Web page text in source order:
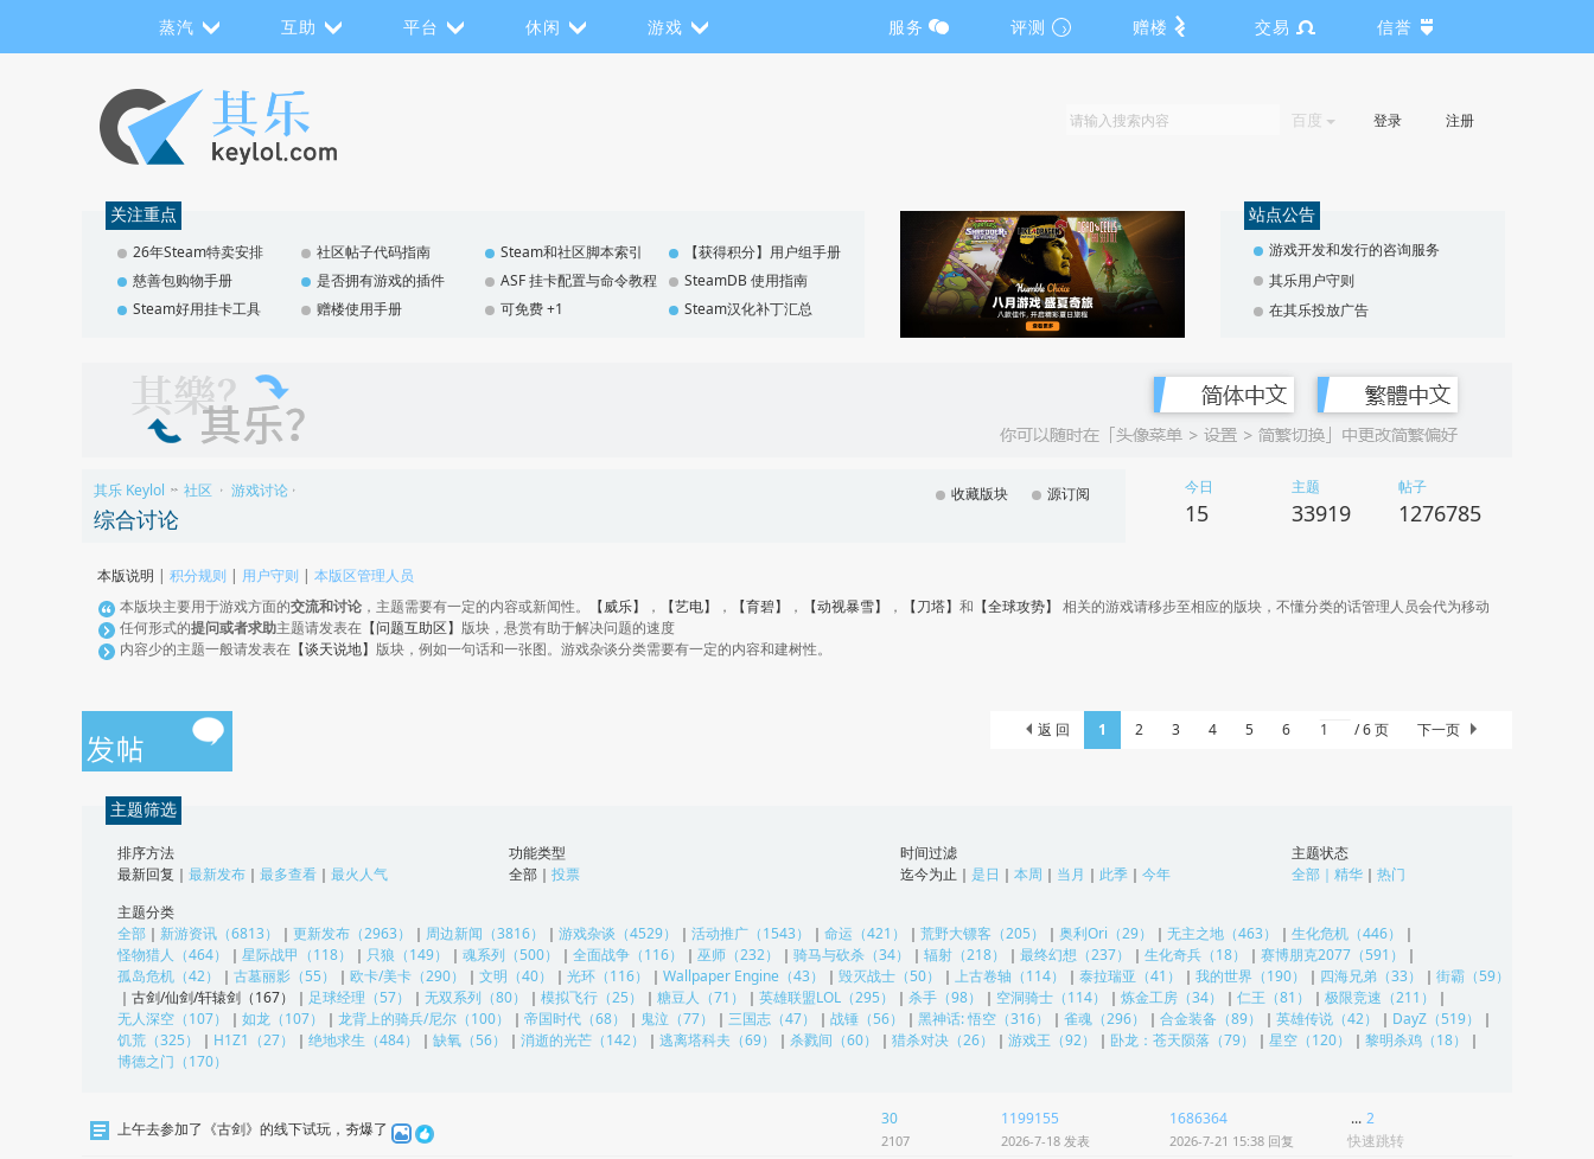
蒸汽 互助 平台 休闲 游戏 服务 评测 赠楼 交易 信誉
百度 登录 注册
关注重点
26年Steam特卖安排 社区帖子代码指南 Steam和社区脚本索引
【获得积分】用户组手册
慈善包购物手册
是否拥有游戏的插件 ASF 挂卡配置与命令教程
SteamDB 使用指南
Steam好用挂卡工具
赠楼使用手册 可免费 +1 Steam汉化补丁汇总
站点公告
游戏开发和发行的咨询服务
其乐用户守则
在其乐投放广告
其乐 Keylol >> 社区 › 游戏讨论 ›
综合讨论
收藏版块 源订阅 今日
15
主题
33919
帖子
1276785
本版说明 | 积分规则 | 用户守则 | 本版区管理人员
本版块主要用于游戏方面的交流和讨论 ，主题需要有一定的内容或新闻性。 【威乐】 ， 【艺电】 ， 【育碧】 ， 【动视暴雪】 ， 【刀塔】 和 【全球攻势】 相关的游戏请移步至相应的版块，不懂分类的话管理人员会代为移动
任何形式的提问或者求助主题请发表在 【问题互助区】 版块，悬赏有助于解决问题的速度
内容少的主题一般请发表在 【谈天说地】 版块，例如一句话和一张图。游戏杂谈分类需要有一定的内容和建树性。
1 2 3 4 5 6 / 6 页 下一页
返 回
主题筛选
排序方法
最新回复 ｜ 最新发布 ｜ 最多查看 ｜ 最火人气
功能类型
全部 ｜ 投票
时间过滤
迄今为止 ｜ 是日 ｜ 本周 ｜ 当月 ｜ 此季 ｜ 今年
主题状态
全部 ｜ 精华 ｜ 热门
主题分类
全部 ｜ 新游资讯（6813） ｜ 更新发布（2963） ｜ 周边新闻（3816） ｜ 游戏杂谈（4529） ｜ 活动推广（1543） ｜ 命运（421） ｜ 荒野大镖客（205） ｜ 奥利Ori（29） ｜ 无主之地（463） ｜ 生化危机（446）
｜
怪物猎人（464）
｜ 星际战甲（118） ｜ 只狼（149） ｜ 魂系列（500） ｜ 全面战争（116） ｜ 巫师（232） ｜ 骑马与砍杀（34） ｜ 辐射（218） ｜ 最终幻想（237） ｜ 生化奇兵（18） ｜ 赛博朋克2077（591）
｜
孤岛危机（42）
｜ 古墓丽影（55） ｜ 欧卡/美卡（290） ｜ 文明（40） ｜ 光环（116） ｜ Wallpaper Engine（43） ｜ 毁灭战士（50） ｜ 上古卷轴（114） ｜ 泰拉瑞亚（41） ｜ 我的世界（190） ｜ 四海兄弟（33） ｜ 街霸（59）
｜ 古剑/仙剑/轩辕剑（167） ｜ 足球经理（57） ｜ 无双系列（80） ｜ 模拟飞行（25） ｜ 糖豆人（71） ｜ 英雄联盟LOL（295） ｜ 杀手（98） ｜ 空洞骑士（114） ｜ 炼金工房（34） ｜ 仁王（81） ｜ 极限竞速（211）
｜
无人深空（107）
｜ 如龙（107） ｜ 龙背上的骑兵/尼尔（100） ｜ 帝国时代（68） ｜ 鬼泣（77） ｜ 三国志（47） ｜ 战锤（56） ｜ 黑神话: 悟空（316） ｜ 雀魂（296） ｜ 合金装备（89） ｜ 英雄传说（42） ｜ DayZ（519）
｜
饥荒（325）
｜ H1Z1（27） ｜ 绝地求生（484） ｜ 缺氧（56） ｜ 消逝的光芒（142） ｜ 逃离塔科夫（69） ｜ 杀戮间（60） ｜ 猎杀对决（26） ｜ 游戏王（92） ｜ 卧龙：苍天陨落（79） ｜ 星空（120） ｜ 黎明杀鸡（18）
｜
博德之门（170）
上午去参加了《古剑》的线下试玩，夯爆了
30
2107
1199155
2026-7-18 发表
1686364
2026-7-21 15:38 回复
... 2
快速跳转